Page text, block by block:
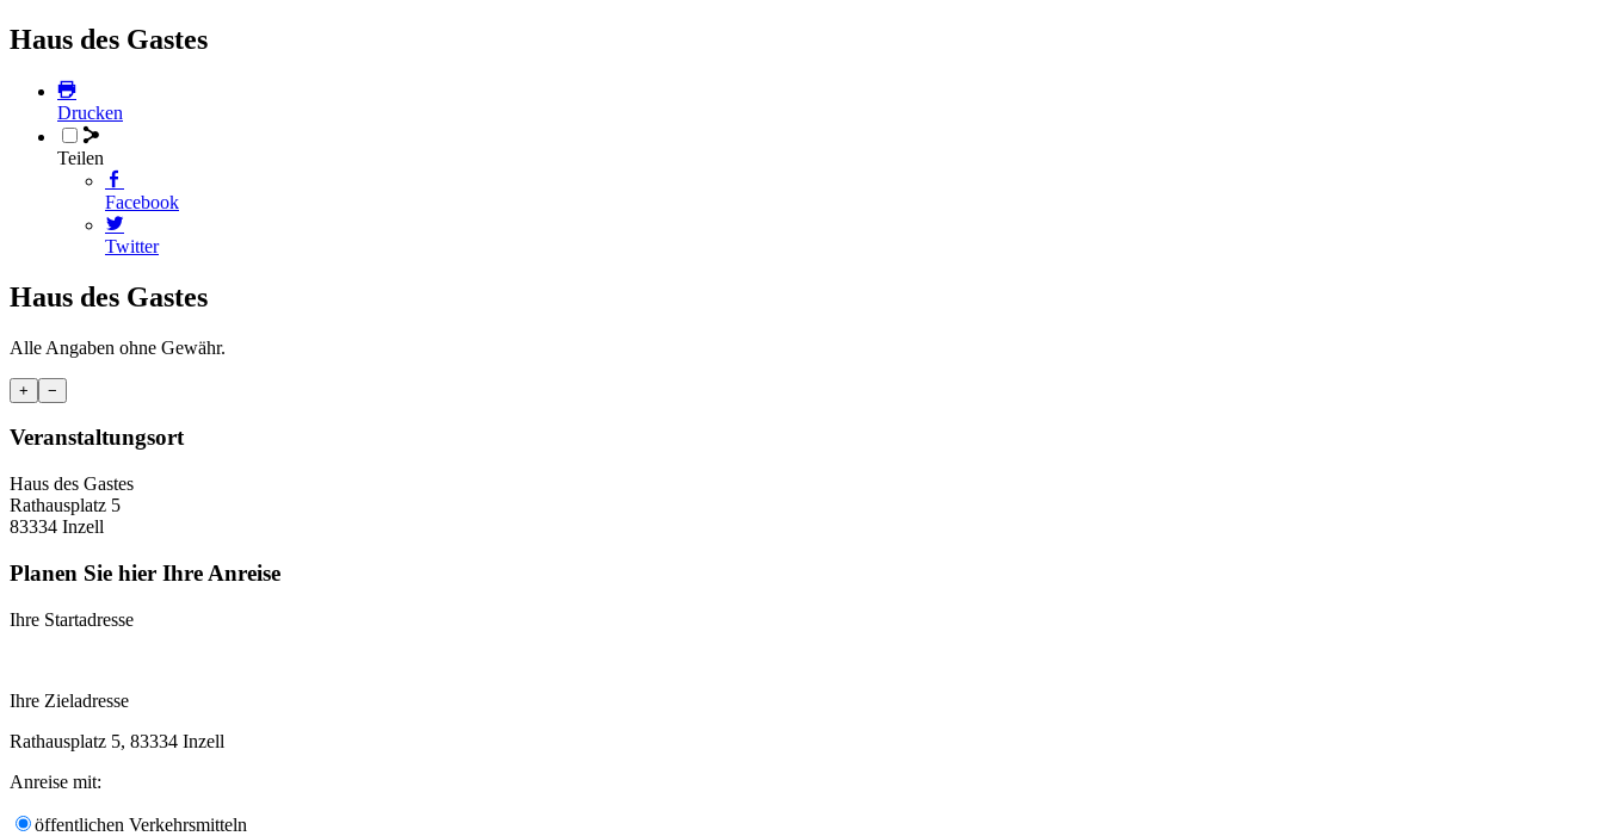
Haus des Gastes
Drucken
Teilen
Facebook
Twitter
Haus des Gastes
Alle Angaben ohne Gewähr.
+ −
Veranstaltungsort
Haus des Gastes
Rathausplatz 5
83334 Inzell
Planen Sie hier Ihre Anreise
Ihre Startadresse
Ihre Zieladresse
Rathausplatz 5, 83334 Inzell
Anreise mit:
öffentlichen Verkehrsmitteln